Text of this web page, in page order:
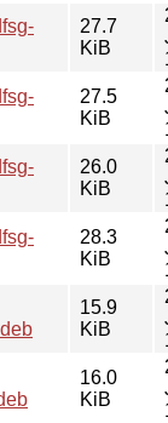
27.7
KiB
27.5
KiB
26.0
KiB
28.3
KiB
15.9
KiB
16.0
KiB